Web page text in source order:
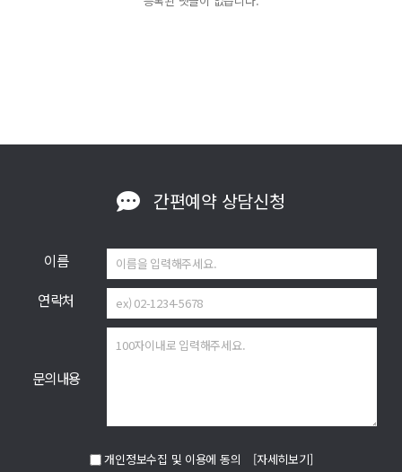
간편예약상담신청
이름
연락처
문의내용
개인정보수집 및 이용에 동의 [자세히보기]